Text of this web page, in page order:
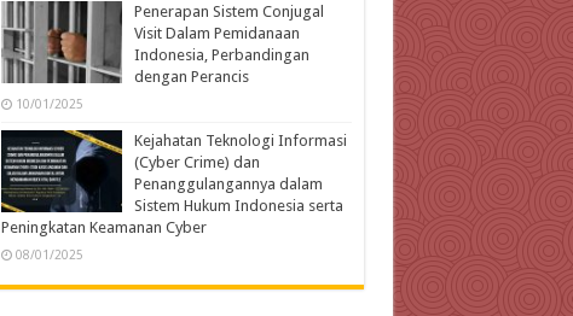
Penerapan Sistem Conjugal
Visit Dalam Pemidanaan
Indonesia, Perbandingan
dengan Perancis
10/01/2025
Kejahatan Teknologi Informasi
(Cyber Crime) dan
Penanggulangannya dalam
Sistem Hukum Indonesia serta
Peningkatan Keamanan Cyber
08/01/2025